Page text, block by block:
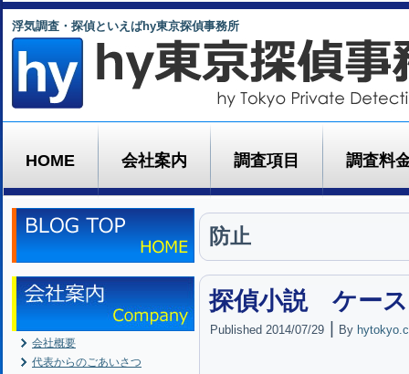
浮気調査・探偵といえばhy東京探偵事務所
HOME 会社案内 調査項目 調査料
会社概要
代表からのごあいさつ
防止
探偵小説 ケー
Published 2014/07/29 By